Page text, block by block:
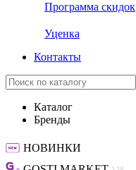
Программа скидок
Уценка
Контакты
Каталог
Бренды
НОВИНКИ